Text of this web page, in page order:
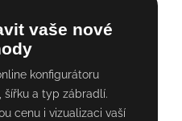
vaše nové
konfigurátoru
šířku a typ zábradlí.
cenu i vizualizaci vaší